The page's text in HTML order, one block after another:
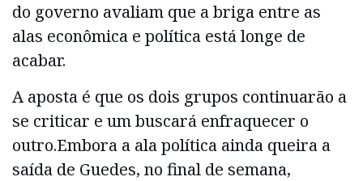
do governo avaliam que a briga entre as
alas econômica e política está longe de
acabar.
A aposta é que os dois grupos continuarão a
se criticar e um buscará enfraquecer o
outro.Embora a ala política ainda queira a
saída de Guedes, no final de semana,